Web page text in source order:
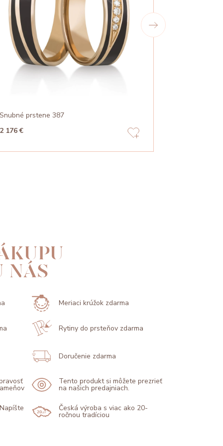
Snubné prstene 387
2 176 €
NÁS
Meriaci krúžok zdarma
Rytiny do prsteňov zdarma
Doručenie zdarma
Tento produkt si môžete prezrieť
na našich predajniach.
Česká výroba s viac ako 20-
ročnou tradíciou